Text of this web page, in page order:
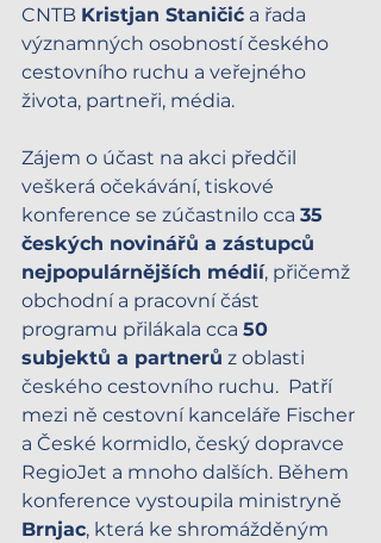
CNTB Kristjan Staničić a řada
významných osobností českého
cestovního ruchu a veřejného
života, partneři, média.
Zájem o účast na akci předčil
veškerá očekávání, tiskové
konference se zúčastnilo cca 35
českých novinářů a zástupců
nejpopulárnějších médií, přičemž
obchodní a pracovní část
programu přilákala cca 50
subjektů a partnerů z oblasti
českého cestovního ruchu.  Patří
mezi ně cestovní kanceláře Fischer
a České kormidlo, český dopravce
RegioJet a mnoho dalších. Během
konference vystoupila ministryně
Brnjac, která ke shromážděným